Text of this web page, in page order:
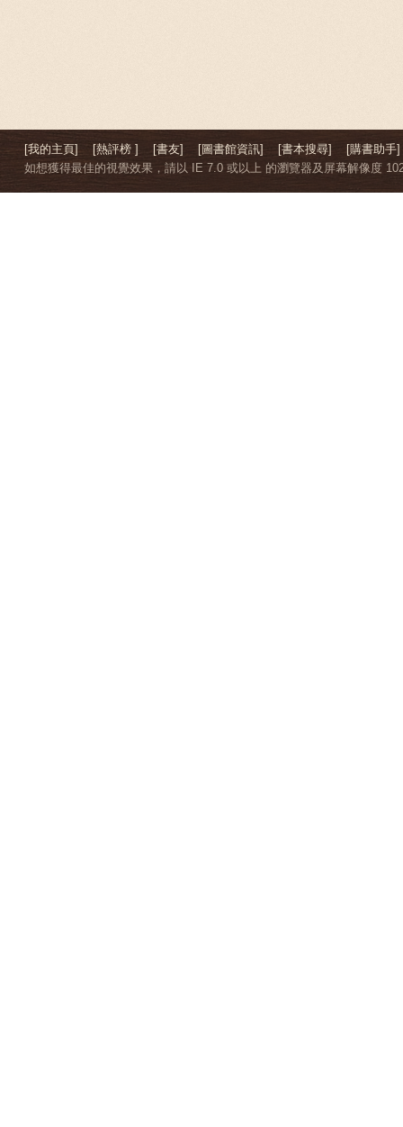
[我的主頁] [熱評榜 ] [書友] [圖書館資訊] [書本搜尋]
[購書助手]
如想獲得最佳的視覺效果，請以 IE 7.0 或以上 的瀏覽器及屏幕解像度